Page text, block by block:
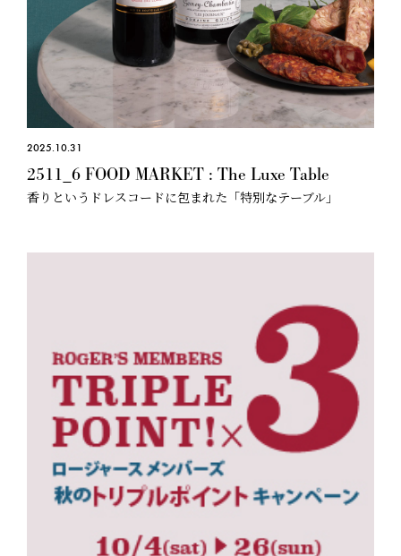
2025.10.31
2511_6 FOOD MARKET : The Luxe Table
香りというドレスコードに包まれた「特別なテーブル」